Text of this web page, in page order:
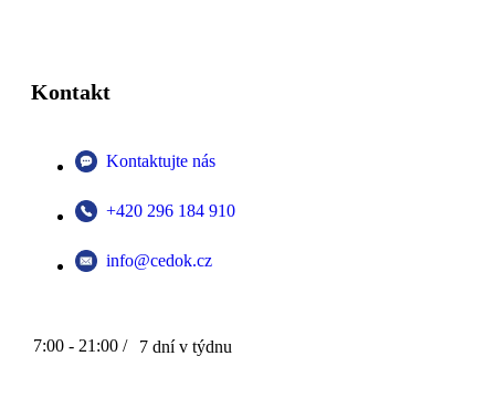
Kontakt
Kontaktujte nás
+420 296 184 910
info@cedok.cz
7:00 - 21:00 / 7 dní v týdnu